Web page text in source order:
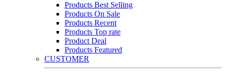
Products Best Selling
Products On Sale
Products Recent
Products Top rate
Product Deal
Products Featured
CUSTOMER